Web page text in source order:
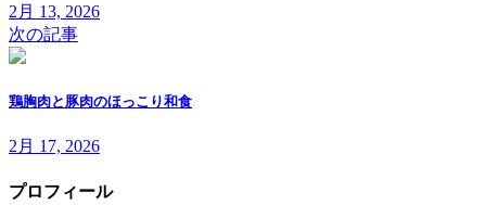
2月 13, 2026
次の記事
鶏胸肉と豚肉のほっこり和食
2月 17, 2026
プロフィール